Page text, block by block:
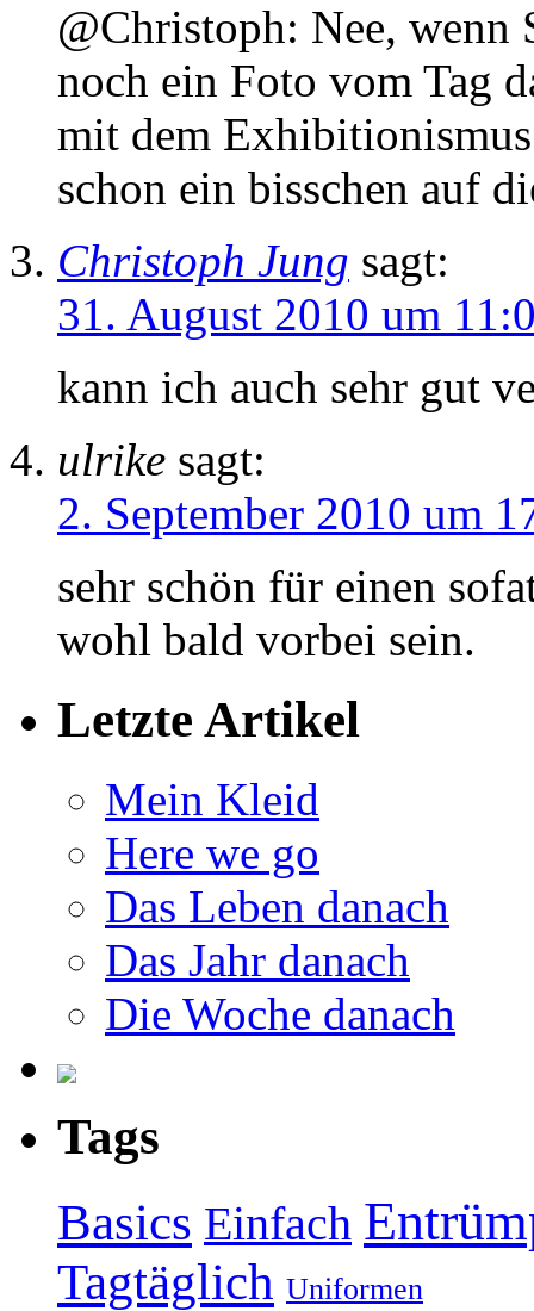
@Christoph: Nee, wenn
noch ein Foto vom Tag
mit dem
schon ein bisschen auf
Christoph Jung sagt:
31. August 2010 um
kann ich auch sehr gut
ulrike sagt:
2. September 2010 um
sehr schön für einen
wohl bald vorbei sein.
Letzte Artikel
Mein Kleid
Here we go
Das Leben danach
Das Jahr danach
Die Woche danach
Tags
Basics Einfach
Tagtäglich Uniformen